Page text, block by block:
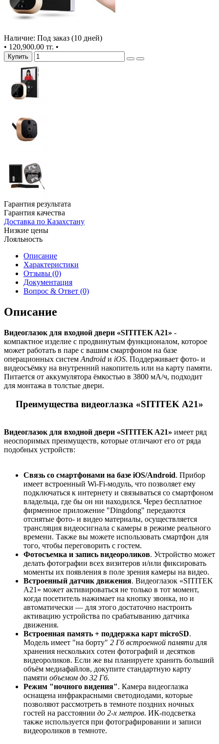
Наличие: Под заказ (10 дней)
• 120,900.00 тг. •
Купить
Гарантия результата
Гарантия качества
Доставка по Казахстану
Низкие цены
Лояльность
Описание
Характеристики
Отзывы (0)
Документация
Вопрос & Ответ (0)
Описание
Видеоглазок для входной двери «SITITEK A21» -
компактное изделие с продвинутым функционалом, которое
может работать в паре с вашим смартфоном на базе
операционных систем Android и iOS. Поддерживает фото- и
видеосъёмку на внутренний накопитель или на карту памяти.
Питается от аккумулятора ёмкостью в 3800 мА/ч, подходит
для монтажа в толстые двери.
Преимущества видеоглазка «SITITEK А21»
Видеоглазок для входной двери «SITITEK A21» имеет ряд
неоспоримых преимуществ, которые отличают его от ряда
подобных устройств:
Cвязь со смартфонами на базе iOS/Android. Прибор
имеет встроенный Wi-Fi-модуль, что позволяет ему
подключаться к интернету и связываться со смартфоном
владельца, где бы он ни находился. Через бесплатное
фирменное приложение "Dingdong" передаются
отснятые фото- и видео материалы, осуществляется
трансляция видеосигнала с камеры в режиме реального
времени. Также вы можете использовать смартфон для
того, чтобы переговорить с гостем.
Фотосъемка и запись видеороликов. Устройство может
делать фотографии всех визитеров и/или фиксировать
моменты их появления в поле зрения камеры на видео.
Встроенный датчик движения. Видеоглазок «SITITEK
А21» может активироваться не только в тот момент,
когда посетитель нажимает на кнопку звонка, но и
автоматически — для этого достаточно настроить
активацию устройства по срабатыванию датчика
движения.
Встроенная память + поддержка карт microSD.
Модель имеет "на борту" 2 Гб встроенной памяти для
хранения нескольких сотен фотографий и десятков
видеороликов. Если же вы планируете хранить больший
объём медиафайлов, докупите стандартную карту
памяти объемом до 32 Гб.
Режим "ночного видения". Камера видеоглазка
оснащена инфракрасными светодиодами, которые
позволяют рассмотреть в темноте поздних ночных
гостей на расстоянии до 2-х метров. ИК-подсветка
также используется при фотографировании и записи
видеороликов в темноте.